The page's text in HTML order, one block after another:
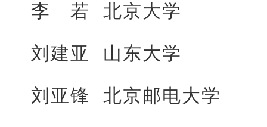
李 若 北京大学
刘建亚 山东大学
刘亚锋 北京邮电大学